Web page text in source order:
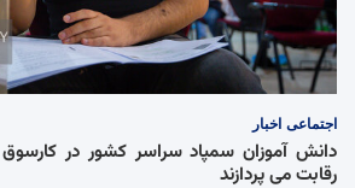
اجتماعی اخبار
دانش آموزان سمپاد سراسر کشور در
رقابت می پردازند